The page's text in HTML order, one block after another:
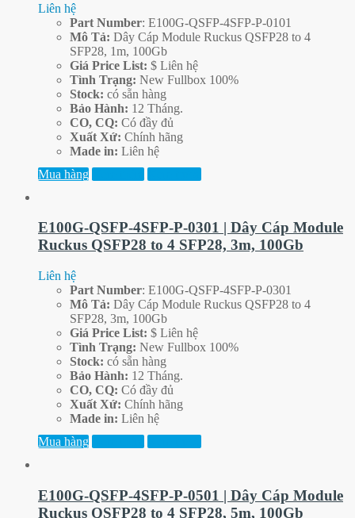
Liên hệ
Part Number: E100G-QSFP-4SFP-P-0101
Mô Tả: Dây Cáp Module Ruckus QSFP28 to 4
SFP28, 1m, 100Gb
Giá Price List: $ Liên hệ
Tình Trạng: New Fullbox 100%
Stock: có sẵn hàng
Bảo Hành: 12 Tháng.
CO, CQ: Có đầy đủ
Xuất Xứ: Chính hãng
Made in: Liên hệ
Mua hàng
E100G-QSFP-4SFP-P-0301 | Dây Cáp Module
Ruckus QSFP28 to 4 SFP28, 3m, 100Gb
Liên hệ
Part Number: E100G-QSFP-4SFP-P-0301
Mô Tả: Dây Cáp Module Ruckus QSFP28 to 4
SFP28, 3m, 100Gb
Giá Price List: $ Liên hệ
Tình Trạng: New Fullbox 100%
Stock: có sẵn hàng
Bảo Hành: 12 Tháng.
CO, CQ: Có đầy đủ
Xuất Xứ: Chính hãng
Made in: Liên hệ
Mua hàng
E100G-QSFP-4SFP-P-0501 | Dây Cáp Module
Ruckus QSFP28 to 4 SFP28, 5m, 100Gb